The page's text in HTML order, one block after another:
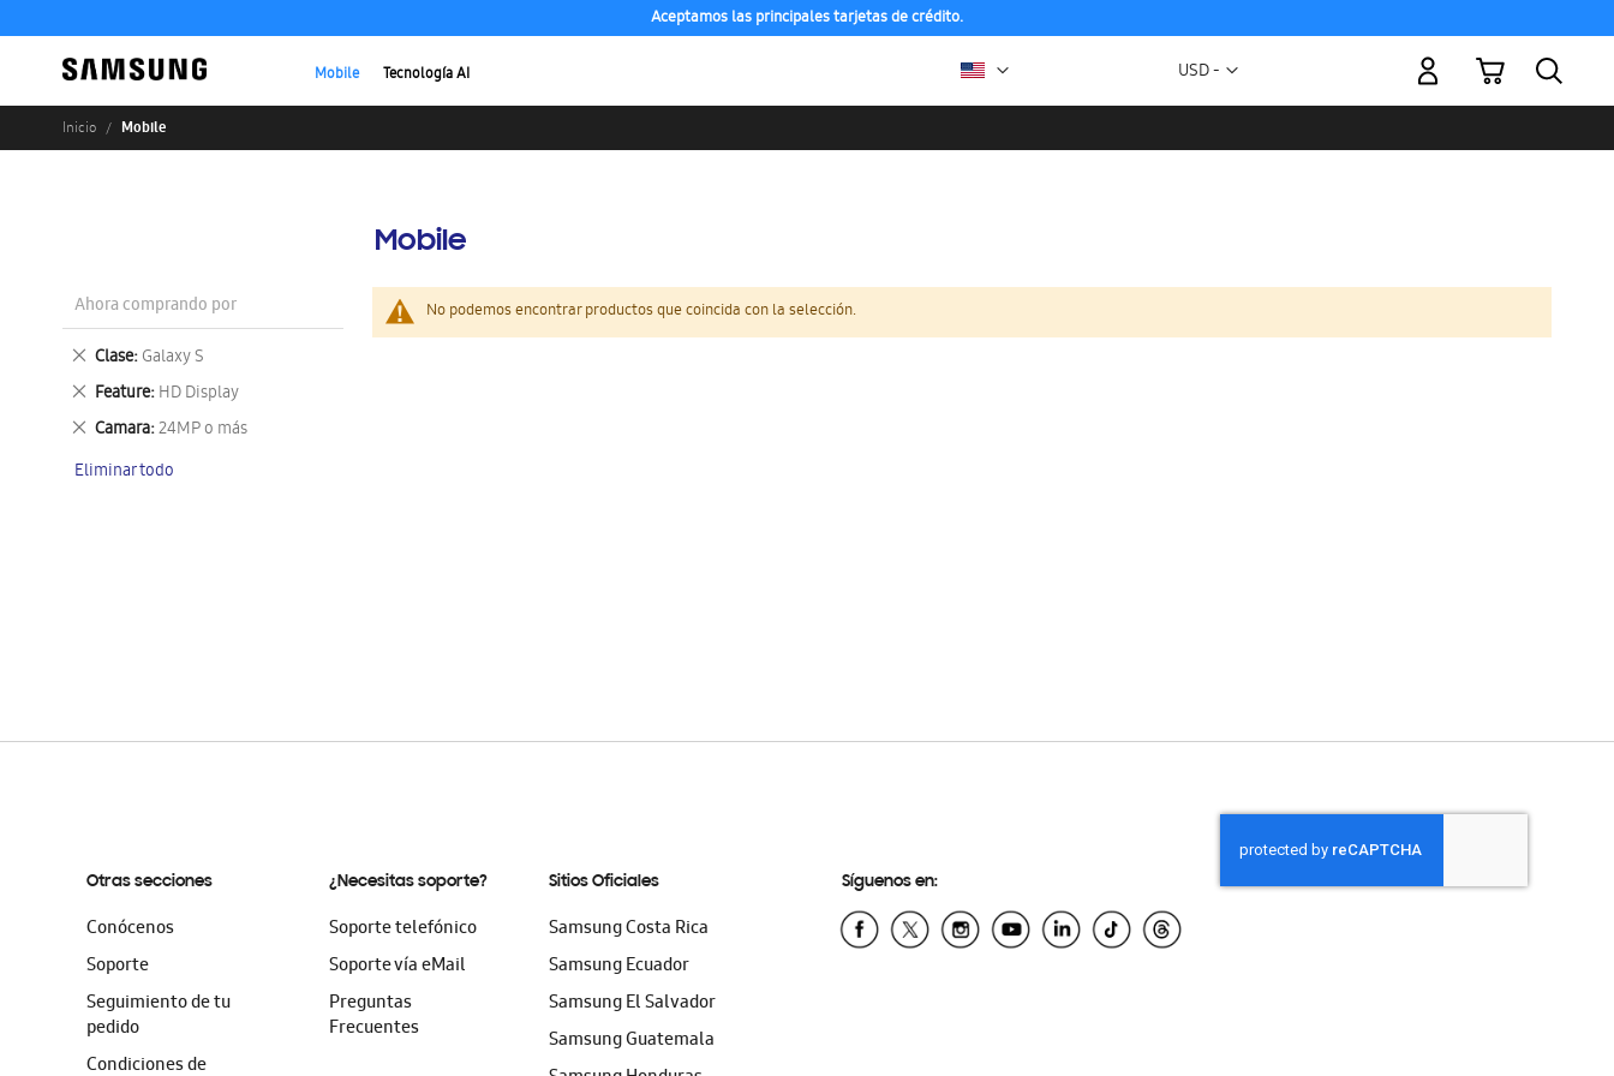
Aceptamos las principales tarjetas de crédito.
Mobile Tecnología AI Moneda
USD -
Mi carrito
Inicio Mobile
Mobile
No podemos encontrar productos que coincida con la selección.
Ahora comprando por
Clase Galaxy S
Eliminar
este
artículo
Feature HD Display
Eliminar
este
artículo
Camara 24MP o más
Eliminar
artículo
Eliminar todo
Otras secciones
Conócenos
Soporte
Seguimiento de tu
pedido
Condiciones de
¿Necesitas soporte?
Soporte telefónico
Soporte vía eMail
Preguntas
Frecuentes
Sitios Oficiales
Samsung Costa Rica
Samsung Ecuador
Samsung El Salvador
Samsung Guatemala
Síguenos en: